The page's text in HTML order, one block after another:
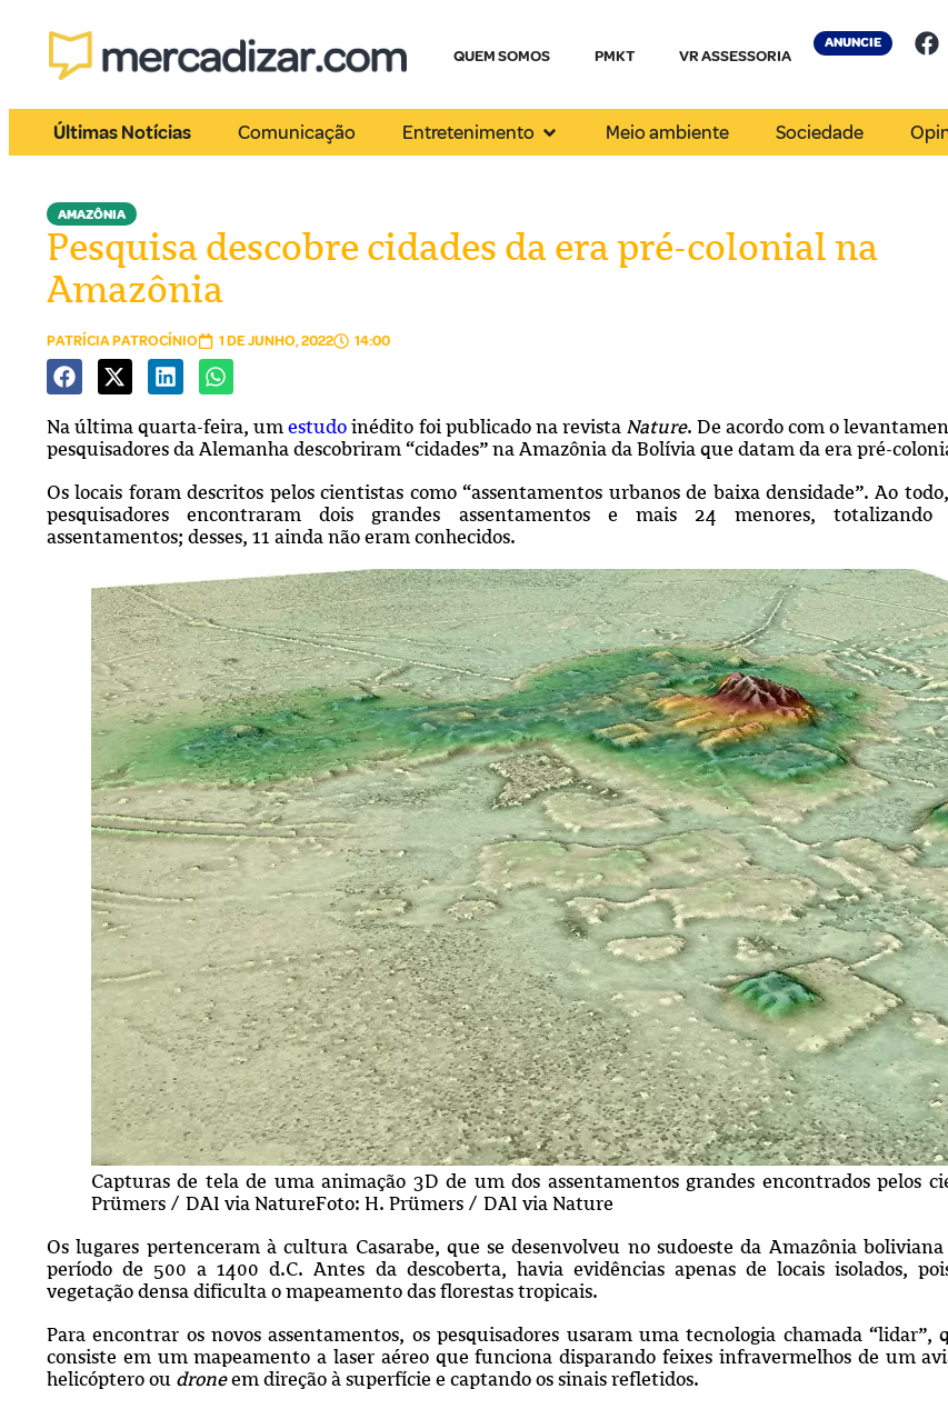
QUEM SOMOS PMKT VR ASSESSORIA
ANUNCIE
Últimas Notícias Comunicação Entretenimento Meio ambiente Sociedade
AMAZÔNIA
Pesquisa descobre cidades da era pré-colonial na
Amazônia
PATRÍCIA PATROCÍNIO 1 DE JUNHO, 2022 14:00
Na última quarta-feira, umestudo inédito foi publicado na revista Nature. De acordo com o
pesquisadores da Alemanha descobriram “cidades” na Amazônia da Bolívia que datam da era pré-
Os locais foram descritos pelos cientistas como “assentamentos urbanos de baixa densidade”. Ao
pesquisadores encontraram dois grandes assentamentos e mais 24 menores, totalizando
assentamentos; desses, 11 ainda não eram conhecidos.
Capturas de tela de uma animação 3D de um dos assentamentos grandes encontrados pelos
Prümers / DAI via NatureFoto: H. Prümers / DAI via Nature
Os lugares pertenceram à cultura Casarabe, que se desenvolveu no sudoeste da Amazônia
período de 500 a 1400 d.C. Antes da descoberta, havia evidências apenas de locais isolados,
vegetação densa dificulta o mapeamento das florestas tropicais.
Para encontrar os novos assentamentos, os pesquisadores usaram uma tecnologia chamada “lidar”,
consiste em um mapeamento a laser aéreo que funciona disparando feixes infravermelhos de um
helicóptero ou droneem direção à superfície e captando os sinais refletidos.